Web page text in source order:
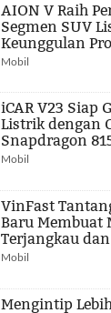
AION V Raih
Segmen SUV
Keunggulan
Mobil
iCAR V23 Siap
Listrik dengan
Snapdragon
Mobil
VinFast
Baru Membuat
Terjangkau
Mobil
Mengintip